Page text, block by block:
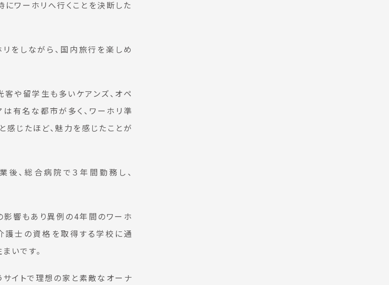
にワーホリへ行くことを決断した
をしながら、国内旅行を楽しめ
客や留学生も多いケアンズ、オペ
有名な都市が多く、ワーホリ準
感じたほど、魅力を感じたことが
、総合病院で３年間勤務し、
影響もあり異例の4年間のワーホ
護士の資格を取得する学校に通
いです。
イトで理想の家と素敵なオーナ